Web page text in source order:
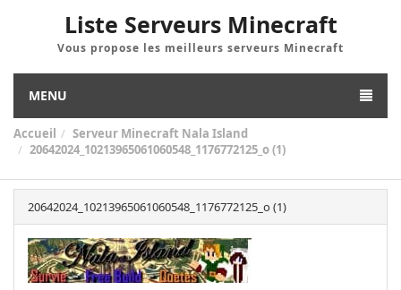
Liste Serveurs Minecraft
Vous propose les meilleurs serveurs Minecraft
MENU
Accueil
Serveur Minecraft Nala Island
20642024_10213965061060548_1176772125_o (1)
20642024_10213965061060548_1176772125_o (1)